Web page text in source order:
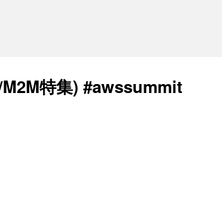
特集) #awssummit